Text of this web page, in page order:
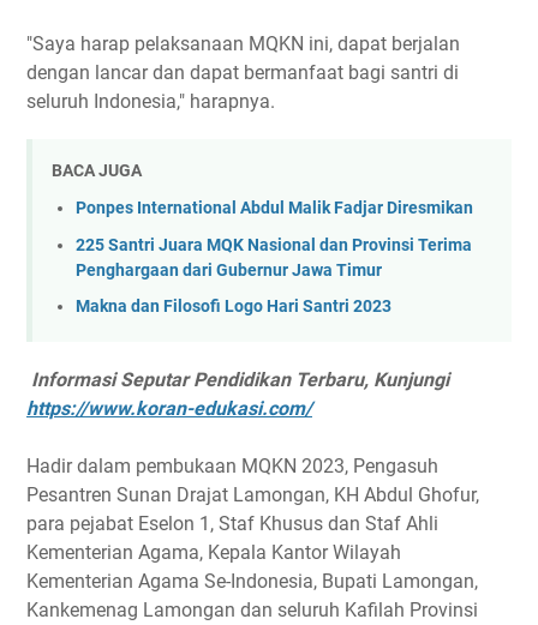
"Saya harap pelaksanaan MQKN ini, dapat berjalan
dengan lancar dan dapat bermanfaat bagi santri di
seluruh Indonesia," harapnya.
BACA JUGA
Ponpes International Abdul Malik Fadjar Diresmikan
225 Santri Juara MQK Nasional dan Provinsi Terima
Penghargaan dari Gubernur Jawa Timur
Makna dan Filosofi Logo Hari Santri 2023
Informasi Seputar Pendidikan Terbaru, Kunjungi
https://www.koran-edukasi.com/
Hadir dalam pembukaan MQKN 2023, Pengasuh
Pesantren Sunan Drajat Lamongan, KH Abdul Ghofur,
para pejabat Eselon 1, Staf Khusus dan Staf Ahli
Kementerian Agama, Kepala Kantor Wilayah
Kementerian Agama Se-Indonesia, Bupati Lamongan,
Kankemenag Lamongan dan seluruh Kafilah Provinsi